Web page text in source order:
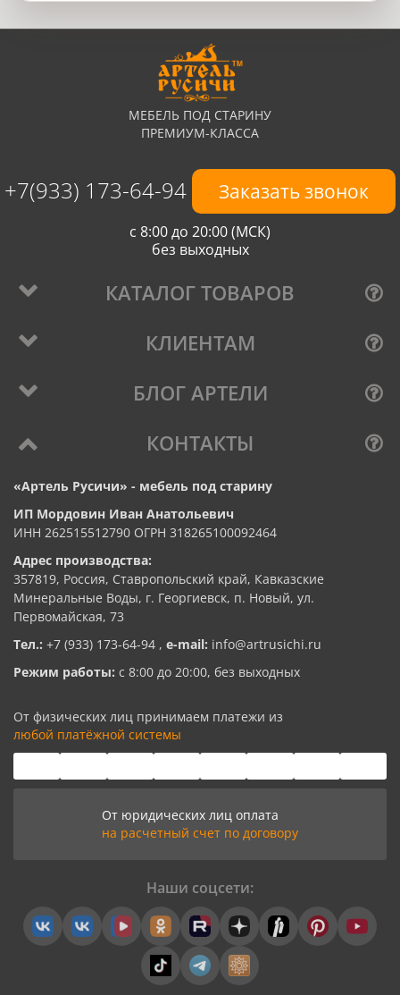
МЕБЕЛЬ ПОД СТАРИНУ
ПРЕМИУМ-КЛАССА
+7(933) 173-64-94 Заказать звонок
с 8:00 до 20:00 (МСК)
без выходных
КАТАЛОГ ТОВАРОВ
КЛИЕНТАМ
БЛОГ АРТЕЛИ
КОНТАКТЫ
«Артель Русичи» - мебель под старину
ИП Мордовин Иван Анатольевич
ИНН 262515512790 ОГРН 318265100092464
Адрес производства:
357819, Россия, Ставропольский край, Кавказские
Минеральные Воды, г. Георгиевск, п. Новый, ул.
Первомайская, 73
Тел.: +7 (933) 173-64-94 , e-mail: info@artrusichi.ru
Режим работы: с 8:00 до 20:00, без выходных
От физических лиц принимаем платежи из
любой платёжной системы
От юридических лиц оплата
на расчетный счет по договору
Наши соцсети: